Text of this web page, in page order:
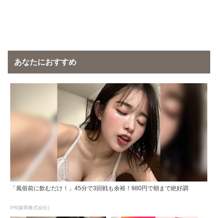
あなたにおすすめ
「風俗前に飲むだけ！」45分で3回戦も余裕！980円で朝まで絶好調
PR(健商株式会社)